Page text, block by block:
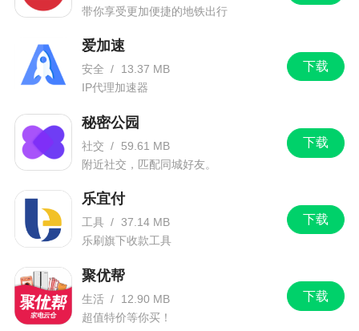
带你享受更加便捷的地铁出行
下载
爱加速
安全 /
13.37 MB
IP代理加速器
下载
秘密公园
社交 /
59.61 MB
附近社交，匹配同城好友。
下载
乐宜付
工具 / 37.14 MB
乐刷旗下收款工具
下载
聚优帮
生活 /
12.90 MB
超值特价等你买！